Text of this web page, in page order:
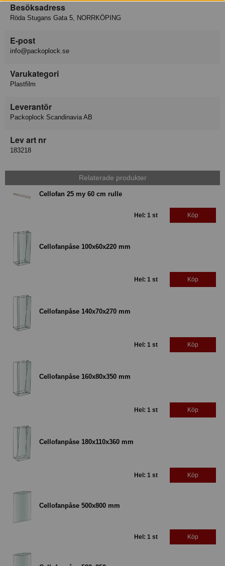
Besöksadress
Röda Stugans Gata 5, NORRKÖPING
E-post
info@packoplock.se
Varukategori
Plastfilm
Leverantör
Packoplock Scandinavia AB
Lev art nr
183218
Relaterade produkter
Cellofan 25 my 60 cm rulle
Hel: 1 st Köp
Cellofanpåse 100x60x220 mm
Hel: 1 st Köp
Cellofanpåse 140x70x270 mm
Hel: 1 st Köp
Cellofanpåse 160x80x350 mm
Hel: 1 st Köp
Cellofanpåse 180x110x360 mm
Hel: 1 st Köp
Cellofanpåse 500x800 mm
Hel: 1 st Köp